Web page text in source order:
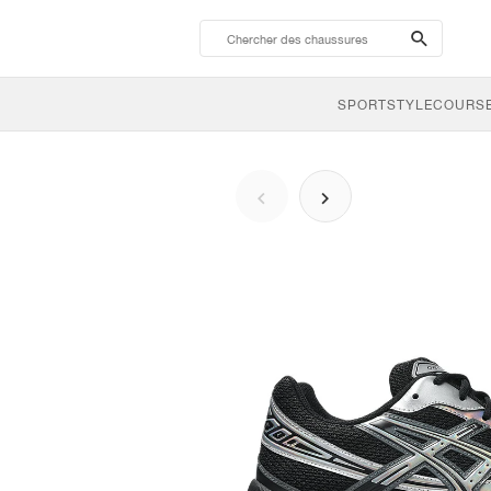
search-
btn
SPORTSTYLE